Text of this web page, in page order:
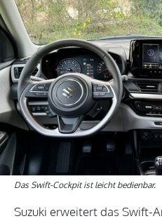
Das Swift-Cockpit ist leicht bedienbar.
Suzuki erweitert das Swift-